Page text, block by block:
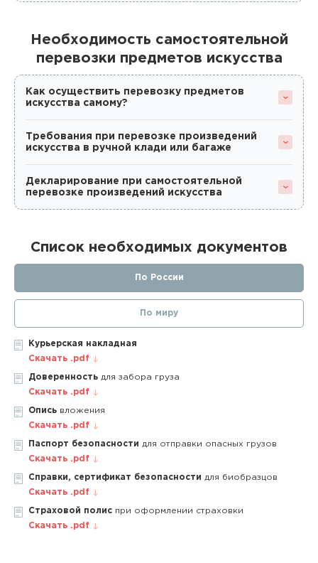
Необходимость самостоятельной
перевозки предметов искусства
Как осуществить перевозку предметов
искусства самому?
Требования при перевозке произведений
искусства в ручной клади или багаже
Декларирование при самостоятельной
перевозке произведений искусства
Список необходимых документов
По России
По миру
Курьерская накладная
Скачать .pdf
Доверенность для забора груза
Скачать .pdf
Опись вложения
Скачать .pdf
Паспорт безопасности для отправки опасных грузов
Скачать .pdf
Справки, сертификат безопасности для биобразцов
Скачать .pdf
Страховой полис при оформлении страховки
Скачать .pdf